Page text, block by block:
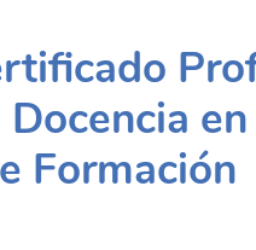
Formación